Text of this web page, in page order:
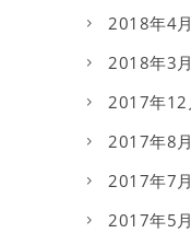
2018年4月
2018年3月
2017年12
2017年8月
2017年7月
2017年5月